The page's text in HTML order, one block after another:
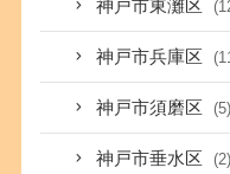
神戸市東灘区
神戸市兵庫区
神戸市須磨区 (5)
神戸市垂水区 (2)